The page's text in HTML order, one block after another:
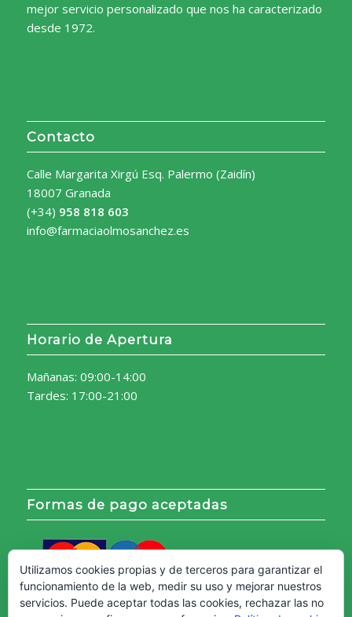
mejor servicio personalizado que nos ha caracterizado
desde 1972.
Contacto
Calle Margarita Xirgú Esq. Palermo (Zaidín)
18007 Granada
(+34) 958 818 603
info@farmaciaolmosanchez.es
Horario de Apertura
Mañanas: 09:00-14:00
Tardes: 17:00-21:00
Formas de pago aceptadas
Utilizamos cookies propias y de terceros para garantizar el
funcionamiento de la web, medir su uso y mejorar nuestros
servicios. Puede aceptar todas las cookies, rechazar las no